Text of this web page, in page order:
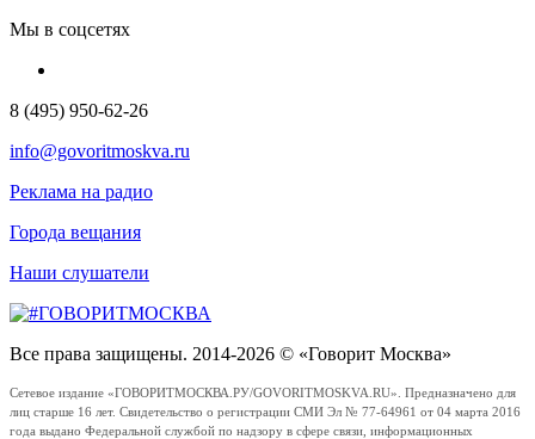
Мы в соцсетях
8 (495) 950-62-26
info@govoritmoskva.ru
Реклама на радио
Города вещания
Наши слушатели
Все права защищены. 2014-2026 © «Говорит Москва»
Сетевое издание «ГОВОРИТМОСКВА.РУ/GOVORITMOSKVA.RU». Предназначено для
лиц старше 16 лет. Свидетельство о регистрации СМИ Эл № 77-64961 от 04 марта 2016
года выдано Федеральной службой по надзору в сфере связи, информационных